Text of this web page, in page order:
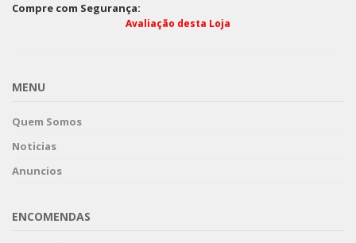
Compre com Segurança:
Avaliação desta Loja
MENU
Quem Somos
Noticias
Anuncios
ENCOMENDAS